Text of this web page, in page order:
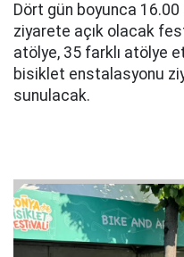
Dört gün boyunca
ziyarete açık olacak
atölye, 35 farklı atölye
bisiklet enstalasyonu
sunulacak.